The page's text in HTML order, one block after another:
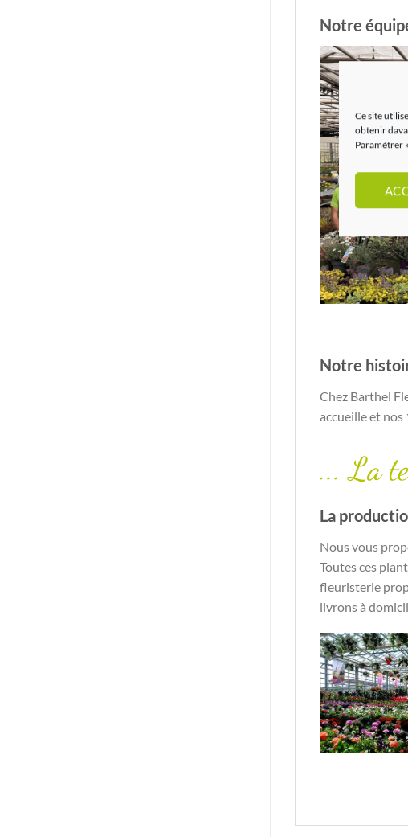
Ce site
obtenir
Paramétrer
Notre
Notre
Chez Barthel
accueille et
... La
La
Nous vous
Toutes ces
fleuristerie
livrons à